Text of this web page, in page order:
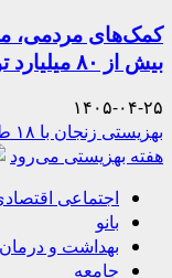
کمک‌های مردمی،
بیش از ۸۰ میلیارد تومان مشارکت در یک سال
۱۴۰۵-۰۴-۲۵
هفته بهزیستی می‌رود
اجتماعی
بانو
بهداشت و درمان
جامعه